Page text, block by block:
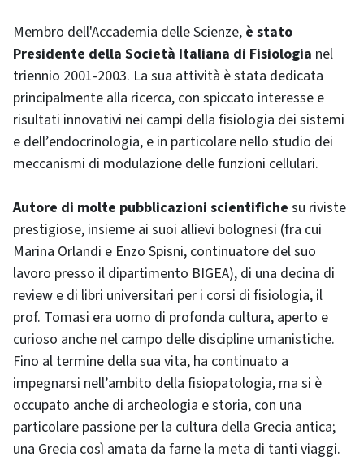
Membro dell'Accademia delle Scienze, è stato
Presidente della Società Italiana di Fisiologia nel
triennio 2001-2003. La sua attività è stata dedicata
principalmente alla ricerca, con spiccato interesse e
risultati innovativi nei campi della fisiologia dei sistemi
e dell’endocrinologia, e in particolare nello studio dei
meccanismi di modulazione delle funzioni cellulari.
Autore di molte pubblicazioni scientifiche su riviste
prestigiose, insieme ai suoi allievi bolognesi ­(fra cui
Marina Orlandi e Enzo Spisni, continuatore del suo
lavoro presso il dipartimento BIGEA), di una decina di
review e di libri universitari per i corsi di fisiologia, il
prof. Tomasi era uomo di profonda cultura, aperto e
curioso anche nel campo delle discipline umanistiche.
Fino al termine della sua vita, ha continuato a
impegnarsi nell’ambito della fisiopatologia, ma si è
occupato anche di archeologia e storia, con una
particolare passione per la cultura della Grecia antica;
una Grecia così amata da farne la meta di tanti viaggi.